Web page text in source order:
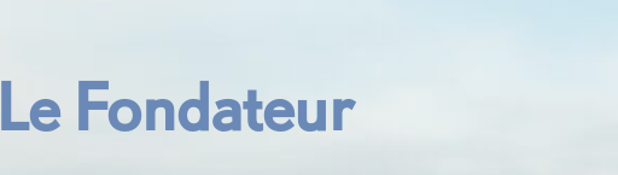
Le Fondateur